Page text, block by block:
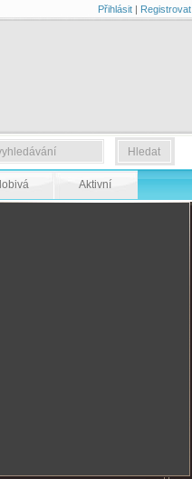
Přihlásit| Registrovat
Aktivní